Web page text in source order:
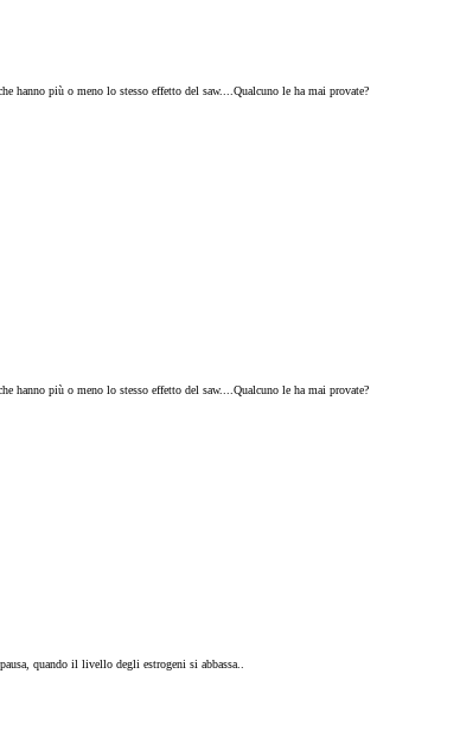
hanno più o meno lo stesso effetto del saw....Qualcuno le ha mai provate?
hanno più o meno lo stesso effetto del saw....Qualcuno le ha mai provate?
quando il livello degli estrogeni si abbassa..